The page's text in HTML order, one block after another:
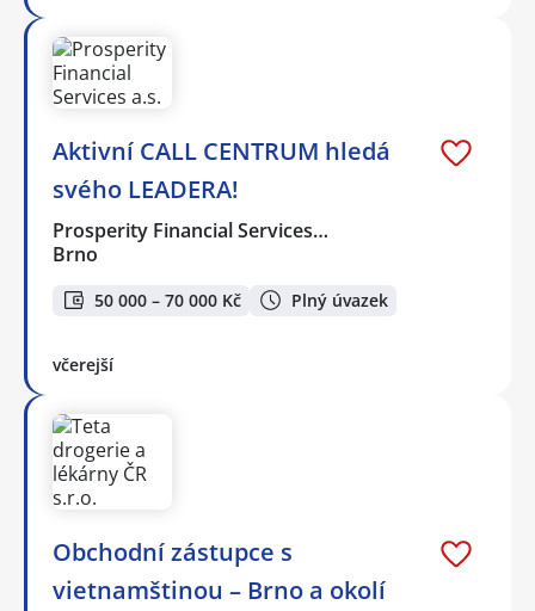
Aktivní CALL CENTRUM hledá
svého LEADERA!
Prosperity Financial Services…
Brno
50 000 – 70 000 Kč Plný úvazek
včerejší
Obchodní zástupce s
vietnamštinou – Brno a okolí